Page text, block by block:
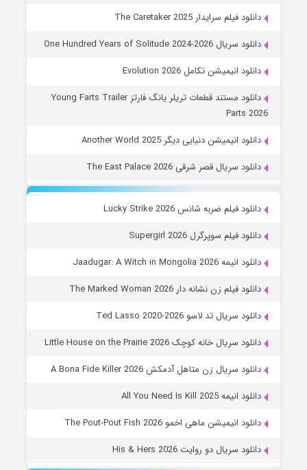
دانلود فیلم سرایدار The Caretaker 2025
دانلود سریال One Hundred Years of Solitude 2024-2026
دانلود انیمیشن تکامل Evolution 2026
دانلود مستند قطعات تریلر یانگ فارتز Young Farts Trailer
Parts 2026
دانلود انیمیشن دنیایی دیگر Another World 2025
دانلود سریال قصر شرقی The East Palace 2026
دانلود فیلم ضربه شانس Lucky Strike 2026
دانلود فیلم سوپرگرل Supergirl 2026
دانلود انیمه Jaadugar: A Witch in Mongolia 2026
دانلود فیلم زن نشانه دار The Marked Woman 2026
دانلود سریال تد لاسو Ted Lasso 2020-2026
دانلود سریال خانه کوچک Little House on the Prairie 2026
دانلود سریال زن متاهل آدمکش A Bona Fide Killer 2026
دانلود انیمه All You Need Is Kill 2025
دانلود انیمیشن ماهی اخمو The Pout-Pout Fish 2026
دانلود سریال دو روایت His & Hers 2026